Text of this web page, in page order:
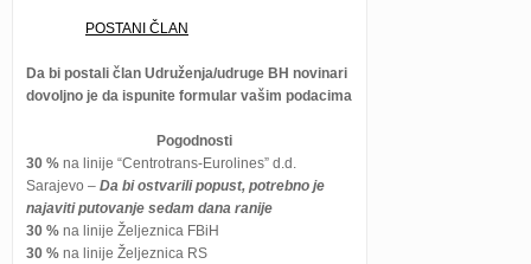
POSTANI ČLAN
Da bi postali član Udruženja/udruge BH novinari
dovoljno je da ispunite formular vašim podacima
Pogodnosti
30 % na linije “Centrotrans-Eurolines” d.d.
Sarajevo – Da bi ostvarili popust, potrebno je
najaviti putovanje sedam dana ranije
30 % na linije Željeznica FBiH
30 % na linije Željeznica RS